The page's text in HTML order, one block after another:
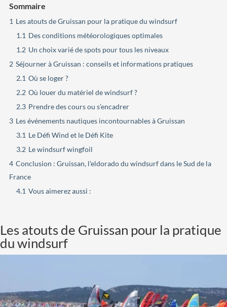
Sommaire
1 Les atouts de Gruissan pour la pratique du windsurf
1.1 Des conditions météorologiques optimales
1.2 Un choix varié de spots pour tous les niveaux
2 Séjourner à Gruissan : conseils et informations pratiques
2.1 Où se loger ?
2.2 Où louer du matériel de windsurf ?
2.3 Prendre des cours ou s’encadrer
3 Les événements nautiques incontournables à Gruissan
3.1 Le Défi Wind et le Défi Kite
3.2 Le windsurf wingfoil
4 Conclusion : Gruissan, l’eldorado du windsurf dans le Sud de la
France
4.1 Vous aimerez aussi :
Les atouts de Gruissan pour la pratique
du windsurf